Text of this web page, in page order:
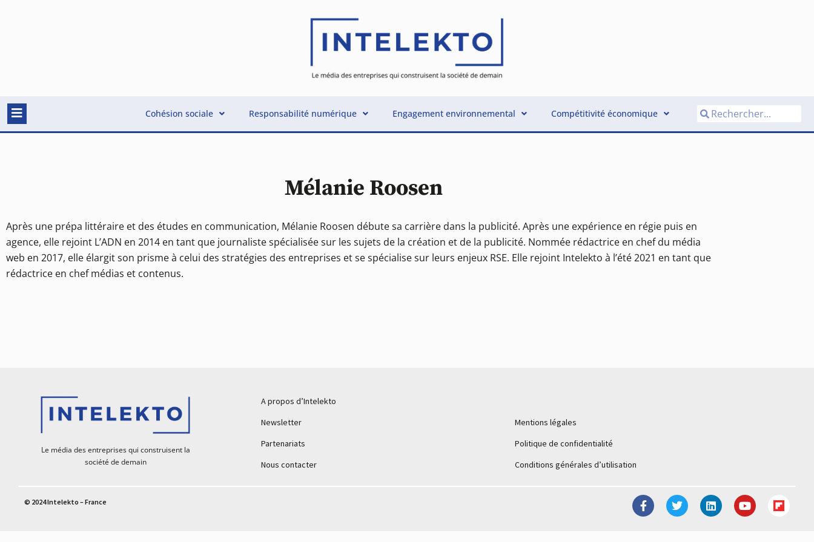
Cohésion sociale Responsabilité numérique Engagement environnemental Compétitivité économique
Mélanie Roosen
Après une prépa littéraire et des études en communication, Mélanie Roosen débute sa carrière dans la publicité. Après une expérience en régie puis en
agence, elle rejoint L’ADN en 2014 en tant que journaliste spécialisée sur les sujets de la création et de la publicité. Nommée rédactrice en chef du média
web en 2017, elle élargit son prisme à celui des stratégies des entreprises et se spécialise sur leurs enjeux RSE. Elle rejoint Intelekto à l’été 2021 en tant que
rédactrice en chef médias et contenus.
Le média des entreprises qui construisent la
société de demain
A propos d’Intelekto
Newsletter
Partenariats
Nous contacter
Mentions légales
Politique de confidentialité
Conditions générales d’utilisation
© 2024 Intelekto – France